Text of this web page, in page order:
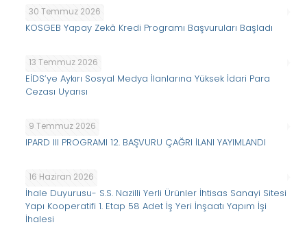
30 Temmuz 2026
KOSGEB Yapay Zekâ Kredi Programı Başvuruları Başladı
13 Temmuz 2026
EİDS’ye Aykırı Sosyal Medya İlanlarına Yüksek İdari Para
Cezası Uyarısı
9 Temmuz 2026
IPARD III PROGRAMI 12. BAŞVURU ÇAĞRI İLANI YAYIMLANDI
16 Haziran 2026
İhale Duyurusu- S.S. Nazilli Yerli Ürünler İhtisas Sanayi Sitesi
Yapı Kooperatifi 1. Etap 58 Adet İş Yeri İnşaatı Yapım İşi
İhalesi